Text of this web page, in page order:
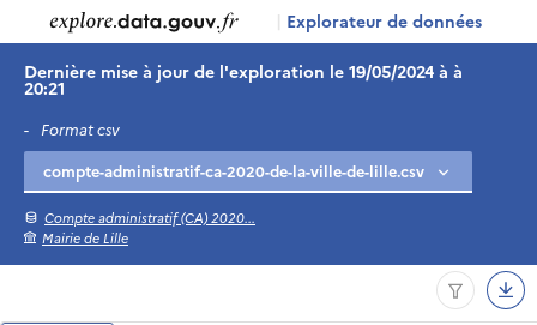
| Explorateur de données
Dernière mise à jour de l'exploration le 19/05/2024 à à
20:21
- Format csv
Compte administratif (CA) 2020...
Mairie de Lille